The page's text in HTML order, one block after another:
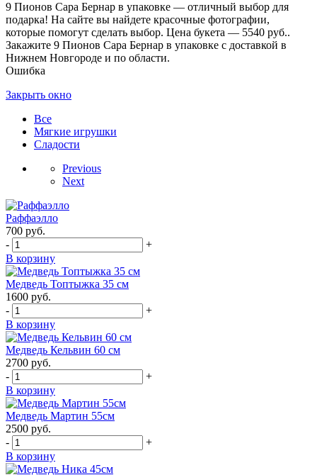
9 Пионов Сара Бернар в упаковке — отличный выбор для
подарка! На сайте вы найдете красочные фотографии,
которые помогут сделать выбор. Цена букета — 5540 руб..
Закажите 9 Пионов Сара Бернар в упаковке с доставкой в
Нижнем Новгороде и по области.
Ошибка
Закрыть окно
Все
Мягкие игрушки
Сладости
Previous
Next
Раффаэлло
700 руб.
-
+
В корзину
Медведь Топтыжка 35 см
1600 руб.
-
+
В корзину
Медведь Кельвин 60 см
2700 руб.
-
+
В корзину
Медведь Мартин 55см
2500 руб.
-
+
В корзину